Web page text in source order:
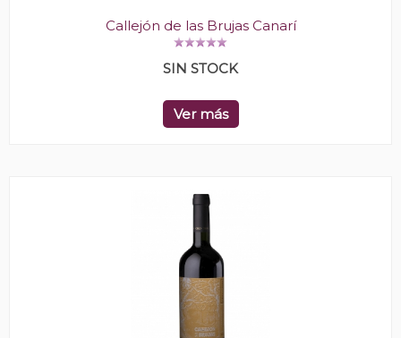
Callejón de las Brujas Canarí
SIN STOCK
Ver más